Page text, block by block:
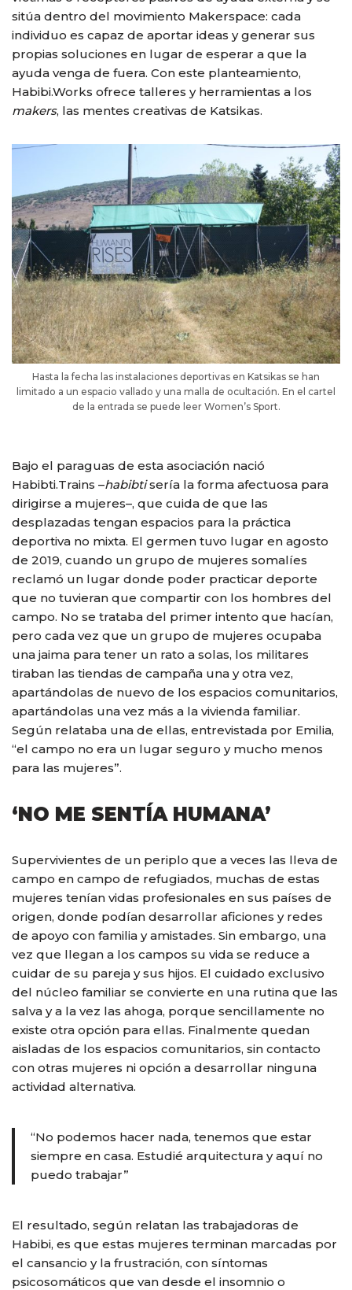
sitúa dentro del movimiento Makerspace: cada
individuo es capaz de aportar ideas y generar sus
propias soluciones en lugar de esperar a que la
ayuda venga de fuera. Con este planteamiento,
Habibi.Works ofrece talleres y herramientas a los
makers, las mentes creativas de Katsikas.
Hasta la fecha las instalaciones deportivas en Katsikas se han
limitado a un espacio vallado y una malla de ocultación. En el cartel
de la entrada se puede leer Women’s Sport.
Bajo el paraguas de esta asociación nació
Habibti.Trains –habibtisería la forma afectuosa para
dirigirse a mujeres–, que cuida de que las
desplazadas tengan espacios para la práctica
deportiva no mixta. El germen tuvo lugar en agosto
de 2019, cuando un grupo de mujeres somalíes
reclamó un lugar donde poder practicar deporte
que no tuvieran que compartir con los hombres del
campo. No se trataba del primer intento que hacían,
pero cada vez que un grupo de mujeres ocupaba
una jaima para tener un rato a solas, los militares
tiraban las tiendas de campaña una y otra vez,
apartándolas de nuevo de los espacios comunitarios,
apartándolas una vez más a la vivienda familiar.
Según relataba una de ellas, entrevistada por Emilia,
“el campo no era un lugar seguro y mucho menos
para las mujeres”.
‘NO ME SENTÍA HUMANA’
Supervivientes de un periplo que a veces las lleva de
campo en campo de refugiados, muchas de estas
mujeres tenían vidas profesionales en sus países de
origen, donde podían desarrollar aficiones y redes
de apoyo con familia y amistades. Sin embargo, una
vez que llegan a los campos su vida se reduce a
cuidar de su pareja y sus hijos. El cuidado exclusivo
del núcleo familiar se convierte en una rutina que las
salva y a la vez las ahoga, porque sencillamente no
existe otra opción para ellas. Finalmente quedan
aisladas de los espacios comunitarios, sin contacto
con otras mujeres ni opción a desarrollar ninguna
actividad alternativa.
“No podemos hacer nada, tenemos que estar
siempre en casa. Estudié arquitectura y aquí no
puedo trabajar”
El resultado, según relatan las trabajadoras de
Habibi, es que estas mujeres terminan marcadas por
el cansancio y la frustración, con síntomas
psicosomáticos que van desde el insomnio o